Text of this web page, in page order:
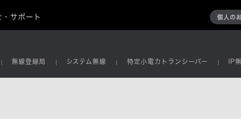
サポート 個人の
無線登録局 システム無線 特定小電力トランシーバー IP